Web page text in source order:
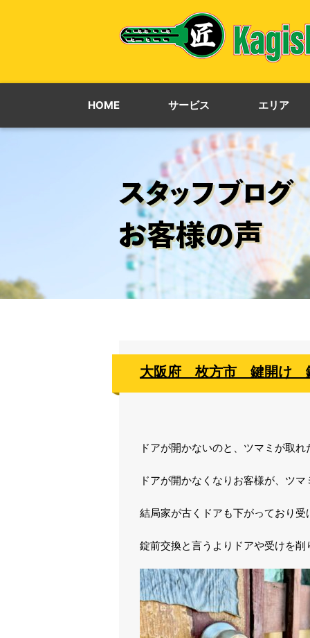
HOME サービス エリア
大阪府 枚方市 鍵開け
ドアが開かないのと、ツマミが取
ドアが開かなくなりお客様が、ツ
結局家が古くドアも下がっており
錠前交換と言うよりドアや受けを